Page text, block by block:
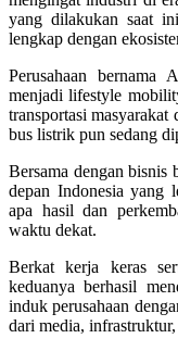
yang dilakukan saat
lengkap dengan
Perusahaan
menjadi lifestyle
transportasi
bus listrik pun sedang
Bersama dengan
depan Indonesia yang
apa hasil dan
waktu dekat.
Berkat kerja keras
keduanya berhasil
induk perusahaan
dari media,